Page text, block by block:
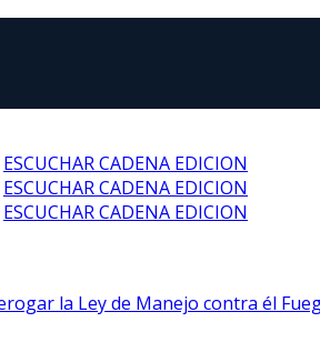
ESCUCHAR CADENA EDICION
ESCUCHAR CADENA EDICION
ESCUCHAR CADENA EDICION